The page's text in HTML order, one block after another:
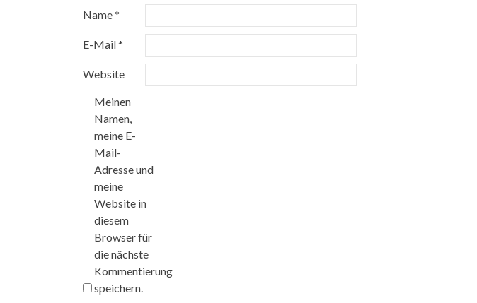
Name*
E-Mail*
Website
Meinen
Namen,
meine E-
Mail-
Adresse und
meine
Website in
diesem
Browser für
die nächste
Kommentierung
speichern.